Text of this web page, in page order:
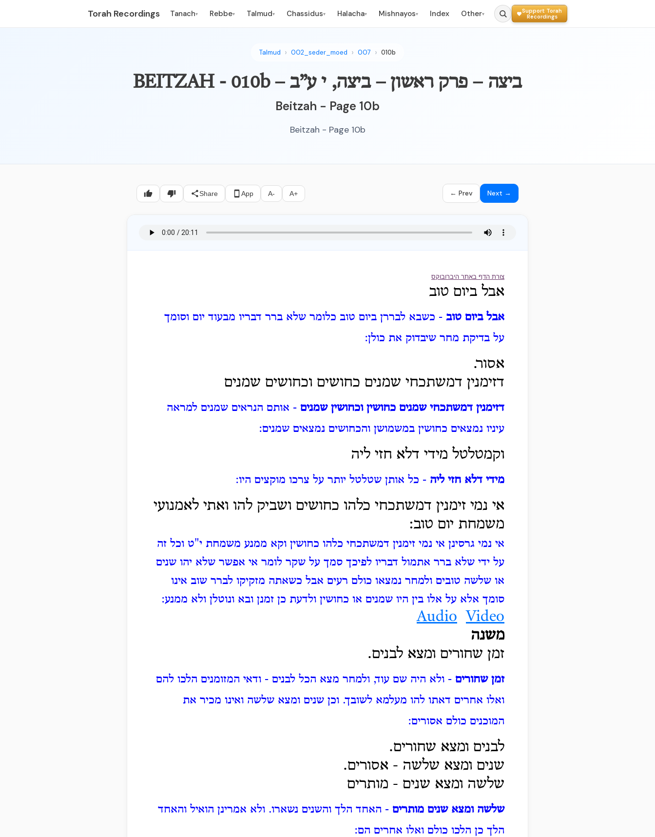
Torah Recordings Tanach▾ Rebbe▾ Talmud▾ Chassidus▾ Halacha▾ Mishnayos▾ Index Other▾
Support Torah
Recordings
Talmud 002_seder_moed 007 010b
BEITZAH - 010b – ביצה – פרק ראשון – ביצה, י ע”ב
Beitzah - Page 10b
Beitzah - Page 10b
Share App A- A+ ← Prev Next →
צורת הדף באתר היברובוקס
אבל ביום טוב
אבל ביום טוב - כשבא לבררן ביום טוב כלומר שלא ברר דבריו מבעוד יום וסומך
על בדיקת מחר שיבדוק את כולן:
אסור.
דזימנין דמשתכחי שמנים כחושים וכחושים שמנים
דזימנין דמשתכחי שמנים כחושין וכחושין שמנים - אותם הנראים שמנים למראה
עיניו נמצאים כחושין במשמושן והכחושים נמצאים שמנים:
וקמטלטל מידי דלא חזי ליה
מידי דלא חזי ליה - כל אותן שטלטל יותר על צרכו מוקצים היו:
אי נמי זימנין דמשתכחי כלהו כחושים ושביק להו ואתי לאמנועי
משמחת יום טוב:
אי נמי גרסינן אי נמי זימנין דמשתכחי כלהו כחושין וקא ממנע משמחת י"ט וכל זה
על ידי שלא ברר אתמול דבריו לפיכך סמך על שקר לומר אי אפשר שלא יהו שנים
או שלשה טובים ולמחר נמצאו כולם רעים אבל כשאתה מזקיקו לברר שוב אינו
סומך אלא על אלו בין היו שמנים או כחושין ולדעת כן זמנן ובא ונוטלן ולא ממנע:
Audio
Video
משנה
זמן שחורים ומצא לבנים.
זמן שחורים - ולא היה שם עוד, ולמחר מצא הכל לבנים - ודאי המזומנים הלכו להם
ואלו אחרים דאתו להו מעלמא לשובך. וכן שנים ומצא שלשה ואינו מכיר את
המוכנים כולם אסורים:
לבנים ומצא שחורים.
שנים ומצא שלשה - אסורים.
שלשה ומצא שנים - מותרים
שלשה ומצא שנים מותרים - האחד הלך והשנים נשארו. ולא אמרינן הואיל והאחד
הלך כן הלכו כולם ואלו אחרים הם: